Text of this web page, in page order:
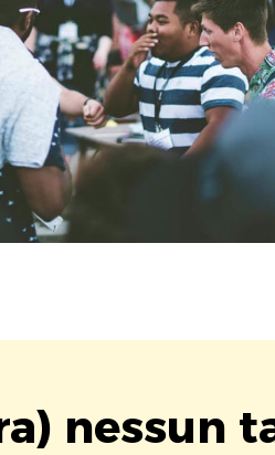
nessun